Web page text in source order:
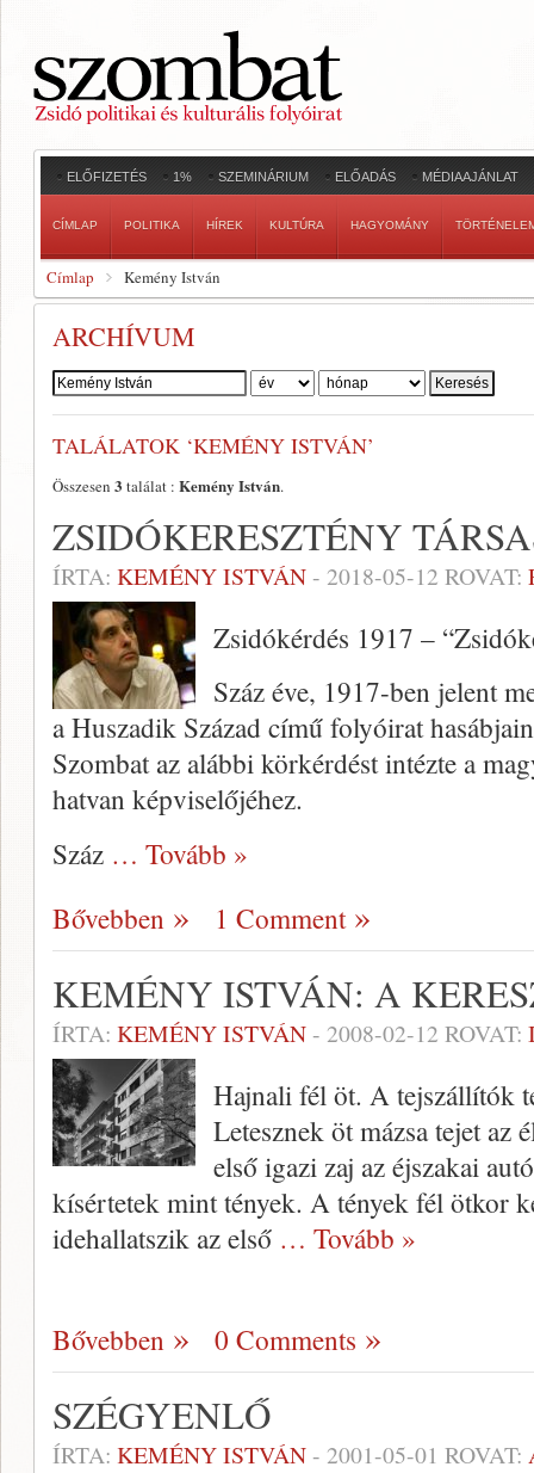
ELŐFIZETÉS 1% SZEMINÁRIUM ELŐADÁS MÉDIAAJÁNLAT
CÍMLAP POLITIKA HÍREK KULTÚRA HAGYOMÁNY
Címlap Kemény István
ARCHÍVUM
Szerző:
TALÁLATOK ‘KEMÉNY ISTVÁN’
Összesen 3 találat : Kemény István.
ZSIDÓKERESZTÉNY
ÍRTA: KEMÉNY ISTVÁN- 2018-05-12 ROVAT:
Zsidókérdés 1917 –
Száz éve, 1917-ben jelent
a Huszadik Század című folyóirat
Szombat az alábbi körkérdést intézte a
hatvan képviselőjéhez.
Száz … Tovább »
Bővebben
1 Comment
KEMÉNY ISTVÁN: A
ÍRTA: KEMÉNY ISTVÁN- 2008-02-12 ROVAT:
Hajnali fél öt. A tejszállítók
Letesznek öt mázsa tejet az
első igazi zaj az éjszakai
kísértetek mint tények. A tények fél ötkor
idehallatszik az első … Tovább »
Bővebben 0 Comments
SZÉGYENLŐ
ÍRTA: KEMÉNY ISTVÁN- 2001-05-01 ROVAT: